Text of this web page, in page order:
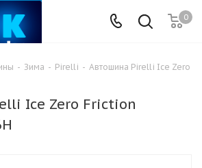
0
- Зима - Pirelli - Автошина Pirelli Ice Zero
Ice Zero Friction